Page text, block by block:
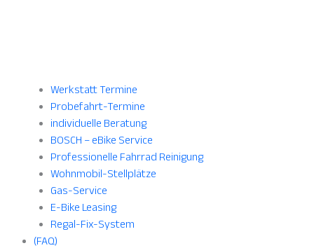
Werkstatt Termine
Probefahrt-Termine
individuelle Beratung
BOSCH – eBike Service
Professionelle Fahrrad Reinigung
Wohnmobil-Stellplätze
Gas-Service
E-Bike Leasing
Regal-Fix-System
(FAQ)